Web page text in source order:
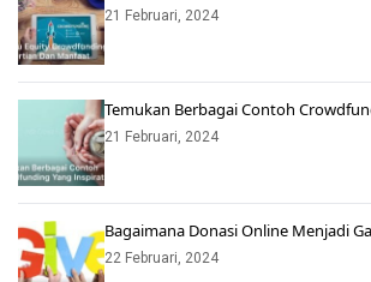
21 Februari, 2024
Temukan Berbagai Contoh
21 Februari, 2024
Bagaimana Donasi Online Menjadi
22 Februari, 2024